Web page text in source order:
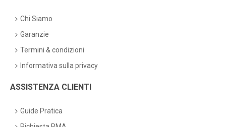
Chi Siamo
Garanzie
Termini & condizioni
Informativa sulla privacy
ASSISTENZA CLIENTI
Guide Pratica